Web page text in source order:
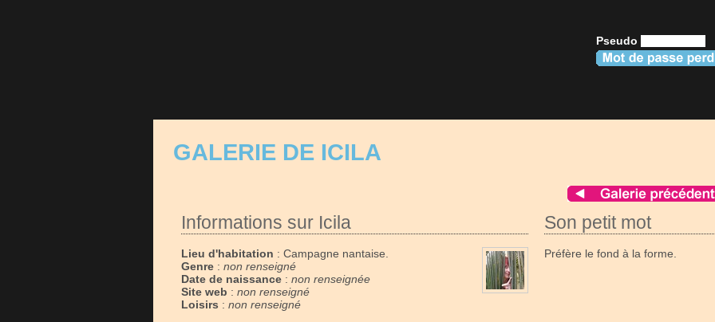
Pseudo
GALERIE DE ICILA
Informations sur Icila
Lieu d'habitation : Campagne nantaise.
Genre : non renseigné
Date de naissance : non renseignée
Site web : non renseigné
Loisirs : non renseigné
Son petit mot
Préfère le fond à la forme.